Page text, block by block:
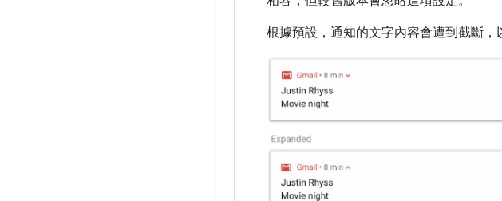
根據預設，通知的文字內容會遭到截斷，